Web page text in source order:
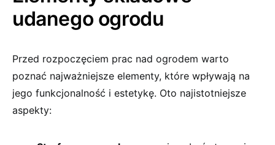
udanego ogrodu
Przed rozpoczęciem prac nad ogrodem warto
poznać najważniejsze elementy, które wpływają na
jego funkcjonalność i estetykę. Oto najistotniejsze
aspekty: